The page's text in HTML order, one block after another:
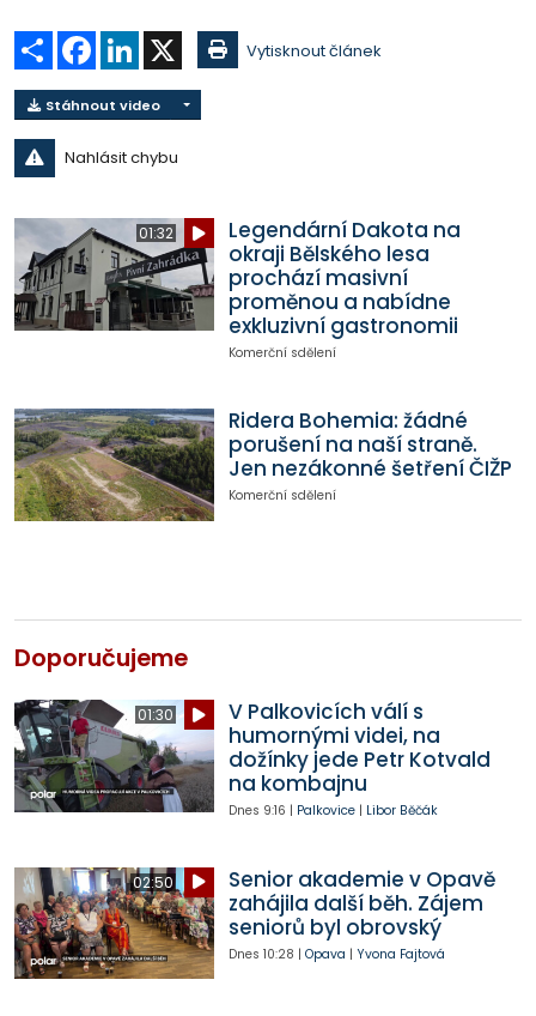
Sdílet Facebook
LinkedIn Vytisknout článek
Stáhnout video
Nahlásit chybu
01:32
Legendární Dakota na
okraji Bělského lesa
prochází masivní
proměnou a nabídne
exkluzivní gastronomii
Komerční sdělení
Ridera Bohemia: žádné
porušení na naší straně.
Jen nezákonné šetření ČIŽP
Komerční sdělení
Doporučujeme
01:30
V Palkovicích válí s
humornými videi, na
dožínky jede Petr Kotvald
na kombajnu
Dnes 9:16 | Palkovice| Libor Běčák
02:50
Senior akademie v Opavě
zahájila další běh. Zájem
seniorů byl obrovský
Dnes 10:28 | Opava | Yvona Fajtová